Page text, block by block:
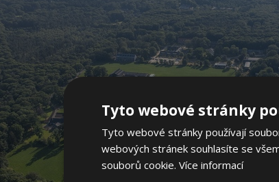
Tyto webové stránky
Tyto webové stránky používají
webových stránek souhlasíte se
souborů cookie. Více informací